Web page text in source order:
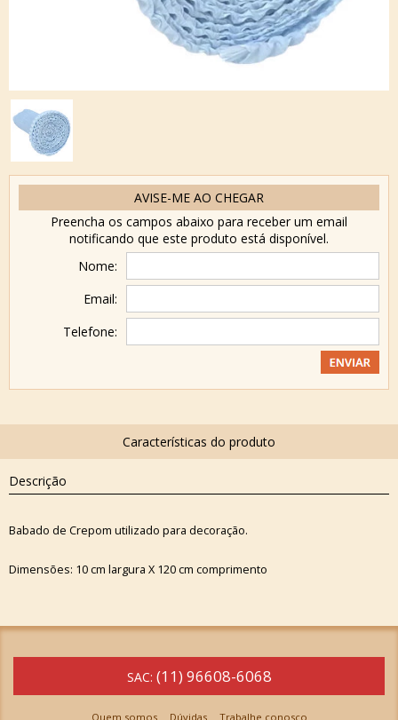
AVISE-ME AO CHEGAR
Preencha os campos abaixo para receber um email
notificando que este produto está disponível.
Nome:
Email:
Telefone:
Descrição
Babado de Crepom utilizado para decoração.
Dimensões: 10 cm largura X 120 cm comprimento
SAC: (11) 96608-6068
Quem somos Dúvidas Trabalhe conosco